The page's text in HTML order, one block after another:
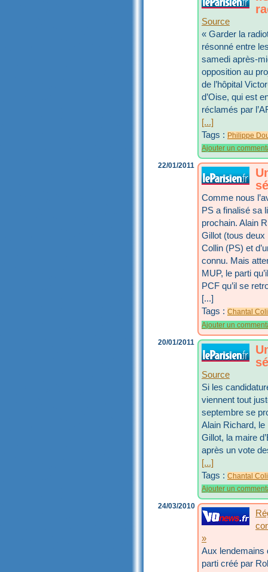
Source
« Garder la
résonné entre
samedi après-
opposition au
de l’hôpital
d’Oise, qui est
réclamés par
[...]
Tags : Philippe
Ajouter un
22/01/2011
Comme nous
PS a finalisé sa
prochain. Alain
Gillot (tous
Collin (PS) et
connu. Mais
MUP, le parti
PCF qu’il se
[...]
Tags : Chantal
Ajouter un
20/01/2011
Source
Si les
viennent tout
septembre se
Alain Richard, le
Gillot, la maire
après un vote
[...]
Tags : Chantal
Ajouter un
24/03/2010
»
Aux lendemains
parti créé par